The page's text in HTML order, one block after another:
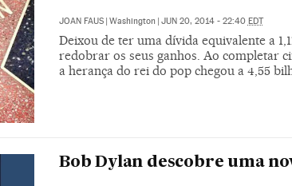
JOAN FAUS Washington JUN 20, 2014 - 22:40 EDT
Deixou de ter uma dívida equivalente a
redobrar os seus ganhos. Ao completar
a herança do rei do pop chegou a 4,55
Bob Dylan descobre uma